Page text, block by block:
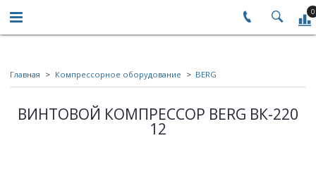
0
Главная Компрессорное оборудование BERG
ВИНТОВОЙ КОМПРЕССОР BERG ВК-220
12